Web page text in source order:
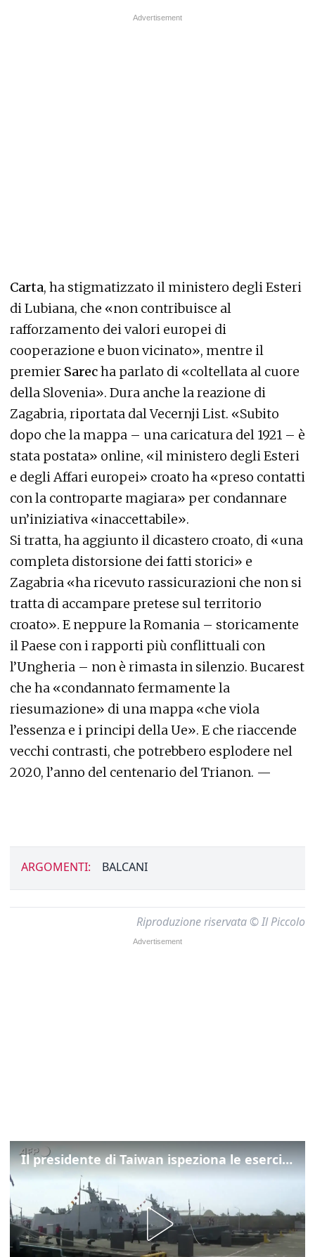
Carta, ha stigmatizzato il ministero degli Esteri
di Lubiana, che «non contribuisce al
rafforzamento dei valori europei di
cooperazione e buon vicinato», mentre il
premier Sarecha parlato di «coltellata al cuore
della Slovenia». Dura anche la reazione di
Zagabria, riportata dal Vecernji List. «Subito
dopo che la mappa – una caricatura del 1921 – è
stata postata» online, «il ministero degli Esteri
e degli Affari europei» croato ha «preso contatti
con la controparte magiara» per condannare
un’iniziativa «inaccettabile».
Si tratta, ha aggiunto il dicastero croato, di «una
completa distorsione dei fatti storici» e
Zagabria «ha ricevuto rassicurazioni che non si
tratta di accampare pretese sul territorio
croato». E neppure la Romania – storicamente
il Paese con i rapporti più conflittuali con
l’Ungheria – non è rimasta in silenzio. Bucarest
che ha «condannato fermamente la
riesumazione» di una mappa «che viola
l’essenza e i principi della Ue». E che riaccende
vecchi contrasti, che potrebbero esplodere nel
2020, l’anno del centenario del Trianon. —
ARGOMENTI: BALCANI
Riproduzione riservata © Il Piccolo
Il presidente di Taiwan ispeziona le esercitazioni della Marina